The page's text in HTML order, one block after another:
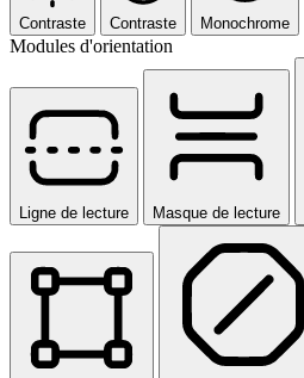
Contraste Contraste Monochrome
Modules d'orientation
Ligne de lecture Masque de lecture